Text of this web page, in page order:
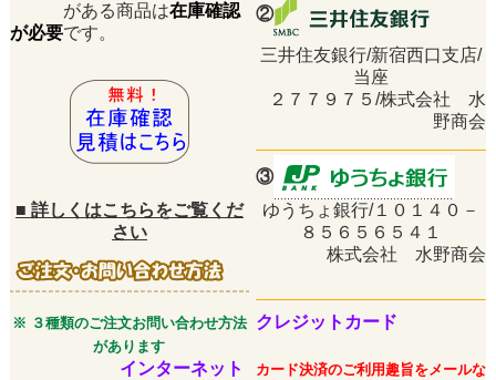
がある商品は在庫確認
が必要です。
②
三井住友銀行/新宿西口支店/
当座
２７７９７５/株式会社 水
野商会
③
■ 詳しくはこちらをご覧くだ
さい
ゆうちょ銀行/１０１４０－
８５６５６５４１
株式会社 水野商会
※ ３種類のご注文お問い合わせ方法
があります
クレジットカード
インターネット
カード決済のご利用趣旨をメールな